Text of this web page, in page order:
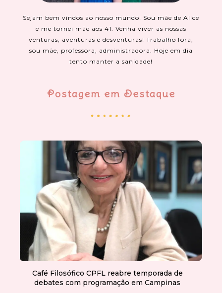
Sejam bem vindos ao nosso mundo! Sou mãe de Alice
e me tornei mãe aos 41. Venha viver as nossas
venturas, aventuras e desventuras! Trabalho fora,
sou mãe, professora, administradora. Hoje em dia
tento manter a sanidade!
Postagem em Destaque
Café Filosófico CPFL reabre temporada de
debates com programação em Campinas